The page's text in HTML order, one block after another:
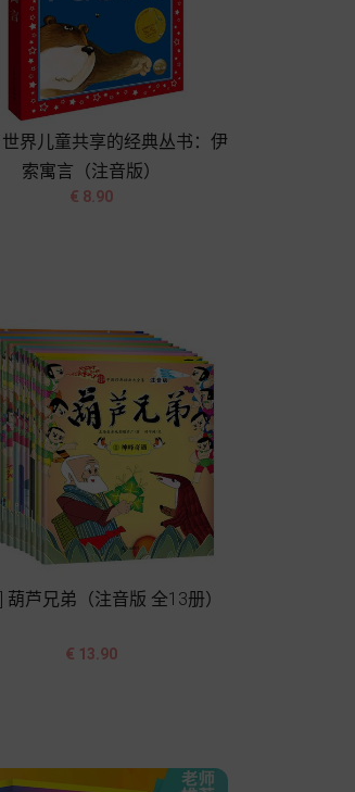
世界儿童共享的经典丛书：伊
索寓言（注音版）
价
€ 8.90
 
葫芦兄弟（注音版 全13册）
价
€ 13.90
